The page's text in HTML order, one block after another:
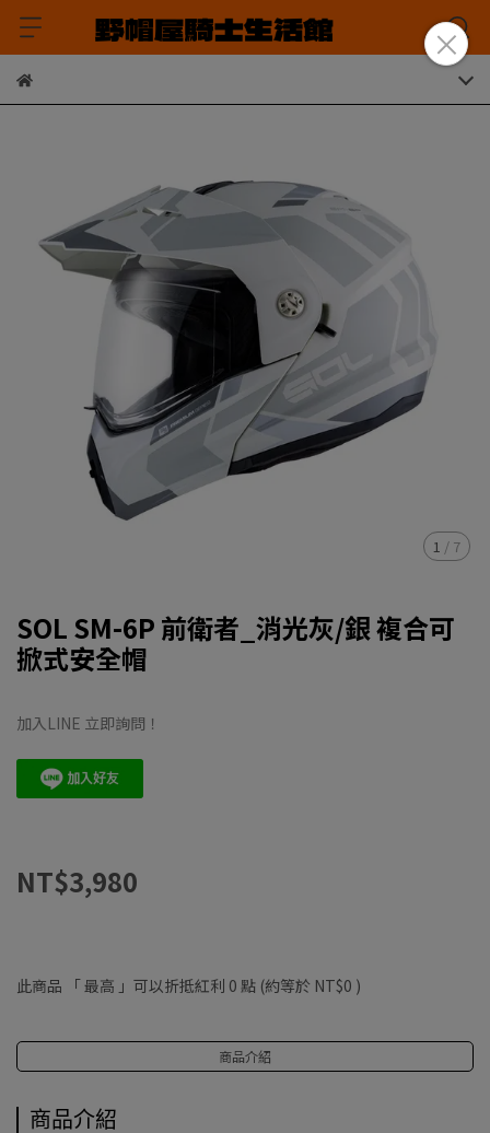
1 / 7
SOL SM-6P 前衛者_消光灰/銀 複合可
掀式安全帽
加入LINE 立即詢問！
NT$3,980
此商品 「 最高 」可以折抵紅利 0 點 (約等於 NT$0 )
商品介紹
商品介紹